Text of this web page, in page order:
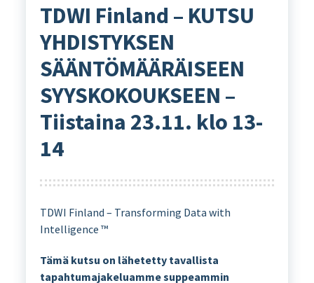
TDWI Finland – KUTSU
YHDISTYKSEN
SÄÄNTÖMÄÄRÄISEEN
SYYSKOKOUKSEEN –
Tiistaina 23.11. klo 13-
14
TDWI Finland – Transforming Data with
Intelligence ™
Tämä kutsu on lähetetty tavallista
tapahtumajakeluamme suppeammin